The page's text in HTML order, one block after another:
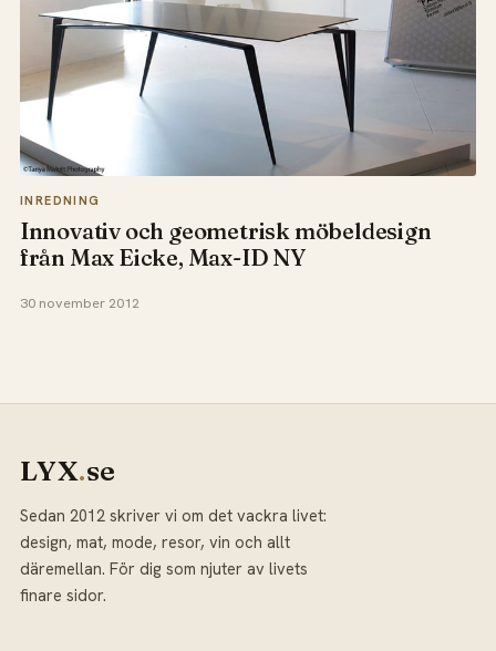
INREDNING
Innovativ och geometrisk möbeldesign
från Max Eicke, Max-ID NY
30 november 2012
LYX.se
Sedan 2012 skriver vi om det vackra livet:
design, mat, mode, resor, vin och allt
däremellan. För dig som njuter av livets
finare sidor.